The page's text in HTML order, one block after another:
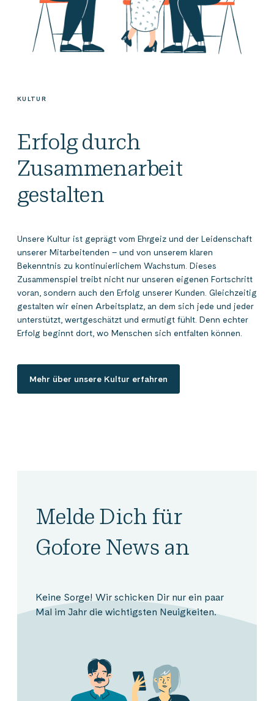
KULTUR
Erfolg durch
Zusammenarbeit
gestalten
Unsere Kultur ist geprägt vom Ehrgeiz und der Leidenschaft
unserer Mitarbeitenden – und von unserem klaren
Bekenntnis zu kontinuierlichem Wachstum. Dieses
Zusammenspiel treibt nicht nur unseren eigenen Fortschritt
voran, sondern auch den Erfolg unserer Kunden. Gleichzeitig
gestalten wir einen Arbeitsplatz, an dem sich jede und jeder
unterstützt, wertgeschätzt und ermutigt fühlt. Denn echter
Erfolg beginnt dort, wo Menschen sich entfalten können.
Mehr über unsere Kultur erfahren
Melde Dich für
Gofore News an
Keine Sorge! Wir schicken Dir nur ein paar
Mal im Jahr die wichtigsten Neuigkeiten.